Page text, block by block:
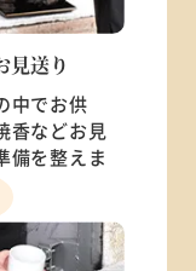
見送り
中でお供
香などお見
備を整えま